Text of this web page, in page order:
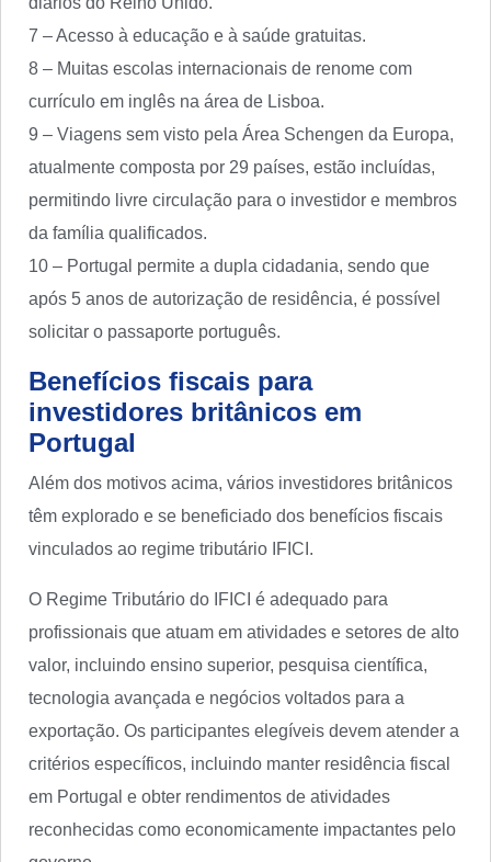
7 – Acesso à educação e à saúde gratuitas.
8 – Muitas escolas internacionais de renome com
currículo em inglês na área de Lisboa.
9 – Viagens sem visto pela Área Schengen da Europa,
atualmente composta por 29 países, estão incluídas,
permitindo livre circulação para o investidor e membros
da família qualificados.
10 – Portugal permite a dupla cidadania, sendo que
após 5 anos de autorização de residência, é possível
solicitar o passaporte português.
Benefícios fiscais para
investidores britânicos em
Portugal
Além dos motivos acima, vários investidores britânicos
têm explorado e se beneficiado dos benefícios fiscais
vinculados ao regime tributário IFICI.
O Regime Tributário do IFICI é adequado para
profissionais que atuam em atividades e setores de alto
valor, incluindo ensino superior, pesquisa científica,
tecnologia avançada e negócios voltados para a
exportação. Os participantes elegíveis devem atender a
critérios específicos, incluindo manter residência fiscal
em Portugal e obter rendimentos de atividades
reconhecidas como economicamente impactantes pelo